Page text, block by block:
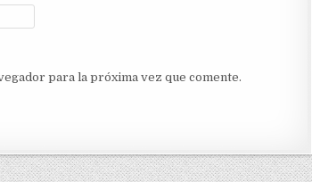
para la próxima vez que comente.